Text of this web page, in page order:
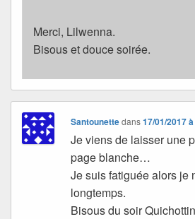
Merci, Lilwenna.
Bisous et douce soirée.
Santounettedans17/01/2017
Je viens de laisser une
page blanche…
Je suis fatiguée alors je
longtemps.
Bisous du soir